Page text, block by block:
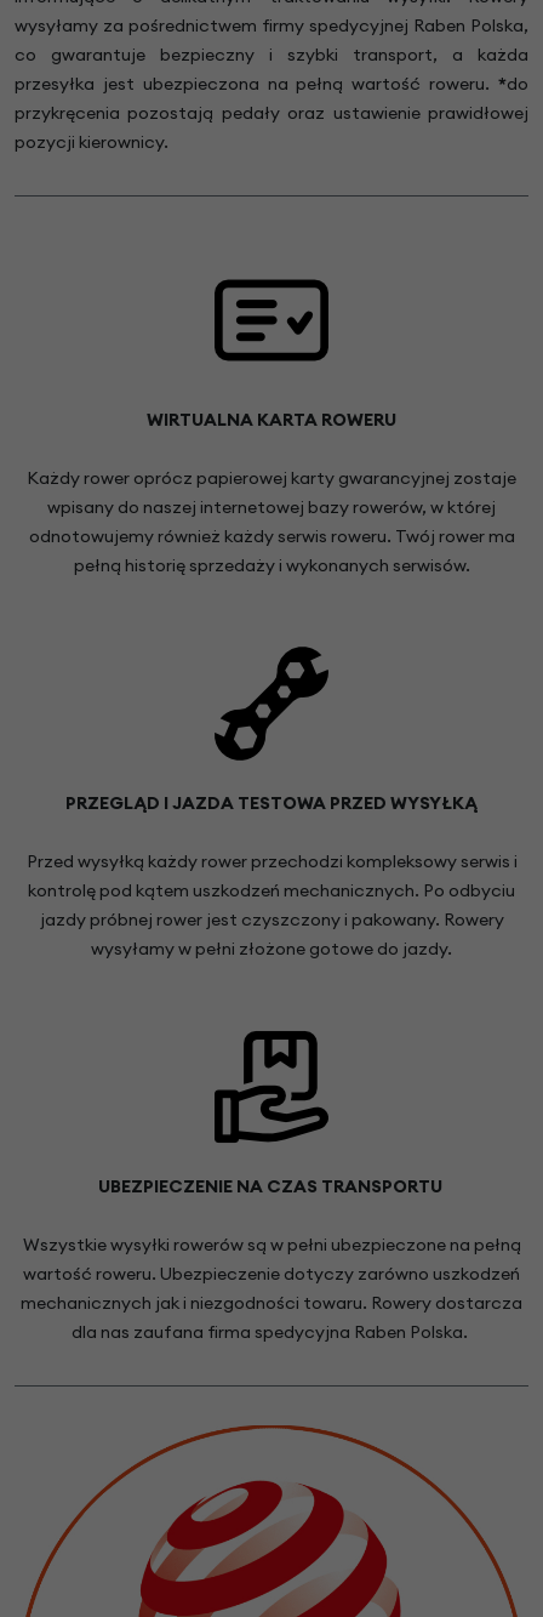
wysyłamy za pośrednictwem firmy spedycyjnej Raben Polska,
co gwarantuje bezpieczny i szybki transport, a każda
przesyłka jest ubezpieczona na pełną wartość roweru. *do
przykręcenia pozostają pedały oraz ustawienie prawidłowej
pozycji kierownicy.
WIRTUALNA KARTA ROWERU
Każdy rower oprócz papierowej karty gwarancyjnej zostaje
wpisany do naszej internetowej bazy rowerów, w której
odnotowujemy również każdy serwis roweru. Twój rower ma
pełną historię sprzedaży i wykonanych serwisów.
PRZEGLĄD I JAZDA TESTOWA PRZED WYSYŁKĄ
Przed wysyłką każdy rower przechodzi kompleksowy serwis i
kontrolę pod kątem uszkodzeń mechanicznych. Po odbyciu
jazdy próbnej rower jest czyszczony i pakowany. Rowery
wysyłamy w pełni złożone gotowe do jazdy.
UBEZPIECZENIE NA CZAS TRANSPORTU
Wszystkie wysyłki rowerów są w pełni ubezpieczone na pełną
wartość roweru. Ubezpieczenie dotyczy zarówno uszkodzeń
mechanicznych jak i niezgodności towaru. Rowery dostarcza
dla nas zaufana firma spedycyjna Raben Polska.